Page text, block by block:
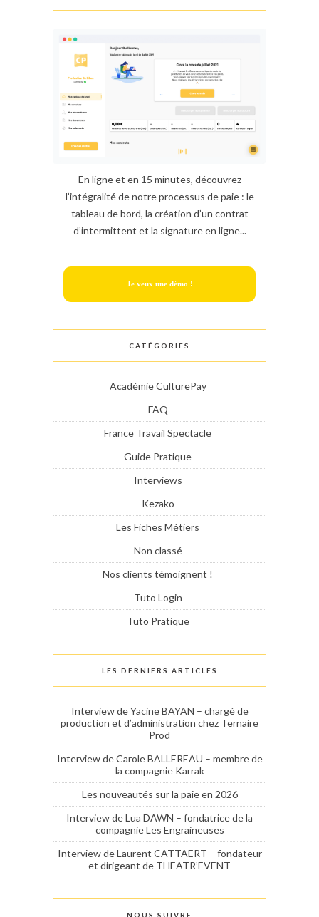
En ligne et en 15 minutes, découvrez
l’intégralité de notre processus de paie : le
tableau de bord, la création d’un contrat
d’intermittent et la signature en ligne...
Je veux une démo !
CATÉGORIES
Académie CulturePay
FAQ
France Travail Spectacle
Guide Pratique
Interviews
Kezako
Les Fiches Métiers
Non classé
Nos clients témoignent !
Tuto Login
Tuto Pratique
LES DERNIERS ARTICLES
Interview de Yacine BAYAN – chargé de
production et d’administration chez Ternaire
Prod
Interview de Carole BALLEREAU – membre de
la compagnie Karrak
Les nouveautés sur la paie en 2026
Interview de Lua DAWN – fondatrice de la
compagnie Les Engraineuses
Interview de Laurent CATTAERT – fondateur
et dirigeant de THEATR’EVENT
NOUS SUIVRE